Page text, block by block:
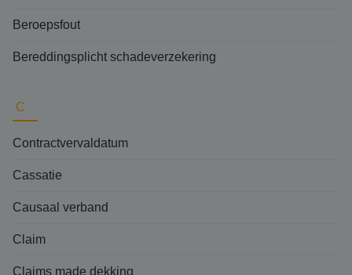
Beroepsfout
Bereddingsplicht schadeverzekering
C
Contractvervaldatum
Cassatie
Causaal verband
Claim
Claims made dekking